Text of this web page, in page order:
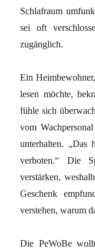
Schlafraum
sei oft
zugänglich.
Ein
lesen möchte,
fühle sich
vom
unterhalten. „Das
verboten.“ Die
verstärken,
Geschenk
verstehen, warum
Die PeWoBe